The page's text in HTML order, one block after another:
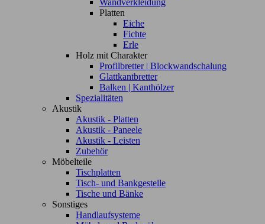
Wandverkleidung
Platten
Eiche
Fichte
Erle
Holz mit Charakter
Profilbretter | Blockwandschalung
Glattkantbretter
Balken | Kanthölzer
Spezialitäten
Akustik
Akustik - Platten
Akustik - Paneele
Akustik - Leisten
Zubehör
Möbelteile
Tischplatten
Tisch- und Bankgestelle
Tische und Bänke
Sonstiges
Handlaufsysteme